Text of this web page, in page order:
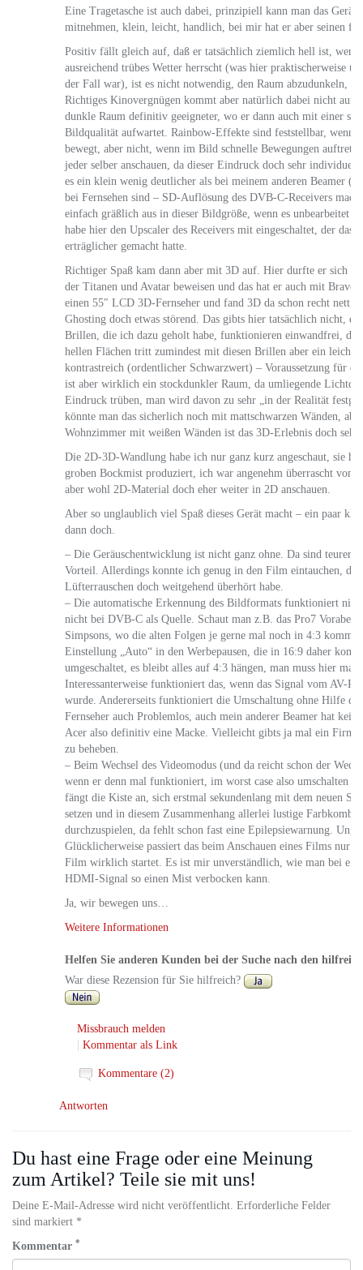
Eine Tragetasche ist auch dabei, prinzipiell kann man das Gerät
mitnehmen, klein, leicht, handlich, bei mir hat er aber seinen
Positiv fällt gleich auf, daß er tatsächlich ziemlich hell ist, wenn
ausreichend trübes Wetter herrscht (was hier praktischerweise
der Fall war), ist es nicht notwendig, den Raum abzudunkeln,
Richtiges Kinovergnügen kommt aber natürlich dabei nicht auf,
dunkle Raum definitiv geeigneter, wo er dann auch mit einer
Bildqualität aufwartet. Rainbow-Effekte sind feststellbar, wenn
bewegt, aber nicht, wenn im Bild schnelle Bewegungen
jeder selber anschauen, da dieser Eindruck doch sehr
es ein klein wenig deutlicher als bei meinem anderen Beamer
bei Fernsehen sind – SD-Auflösung des DVB-C-Receivers
einfach gräßlich aus in dieser Bildgröße, wenn es unbearbeitet
habe hier den Upscaler des Receivers mit eingeschaltet, der das
erträglicher gemacht hatte.
Richtiger Spaß kam dann aber mit 3D auf. Hier durfte er sich
der Titanen und Avatar beweisen und das hat er auch mit
einen 55″ LCD 3D-Fernseher und fand 3D da schon recht nett,
Ghosting doch etwas störend. Das gibts hier tatsächlich nicht,
Brillen, die ich dazu geholt habe, funktionieren einwandfrei,
hellen Flächen tritt zumindest mit diesen Brillen aber ein
kontrastreich (ordentlicher Schwarzwert) – Voraussetzung für
ist aber wirklich ein stockdunkler Raum, da umliegende
Eindruck trüben, man wird davon zu sehr „in der Realität
könnte man das sicherlich noch mit mattschwarzen Wänden,
Wohnzimmer mit weißen Wänden ist das 3D-Erlebnis doch sehr
Die 2D-3D-Wandlung habe ich nur ganz kurz angeschaut, sie
groben Bockmist produziert, ich war angenehm überrascht von
aber wohl 2D-Material doch eher weiter in 2D anschauen.
Aber so unglaublich viel Spaß dieses Gerät macht – ein paar
dann doch.
– Die Geräuschentwicklung ist nicht ganz ohne. Da sind teurere
Vorteil. Allerdings konnte ich genug in den Film eintauchen,
Lüfterrauschen doch weitgehend überhört habe.
– Die automatische Erkennung des Bildformats funktioniert
nicht bei DVB-C als Quelle. Schaut man z.B. das Pro7
Simpsons, wo die alten Folgen je gerne mal noch in 4:3
Einstellung „Auto“ in den Werbepausen, die in 16:9 daher
umgeschaltet, es bleibt alles auf 4:3 hängen, man muss hier
Interessanterweise funktioniert das, wenn das Signal vom AV-
wurde. Andererseits funktioniert die Umschaltung ohne Hilfe
Fernseher auch Problemlos, auch mein anderer Beamer hat
Acer also definitiv eine Macke. Vielleicht gibts ja mal ein
zu beheben.
– Beim Wechsel des Videomodus (und da reicht schon der
wenn er denn mal funktioniert, im worst case also umschalten
fängt die Kiste an, sich erstmal sekundenlang mit dem neuen
setzen und in diesem Zusammenhang allerlei lustige
durchzuspielen, da fehlt schon fast eine Epilepsiewarnung.
Glücklicherweise passiert das beim Anschauen eines Films nur
Film wirklich startet. Es ist mir unverständlich, wie man bei
HDMI-Signal so einen Mist verbocken kann.
Ja, wir bewegen uns…
Weitere Informationen
Helfen Sie anderen Kunden bei der Suche nach den
War diese Rezension für Sie hilfreich?
Missbrauch melden
Kommentar als Link
Kommentare (2)
Antworten
Du hast eine Frage oder eine Meinung
zum Artikel? Teile sie mit uns!
Deine E-Mail-Adresse wird nicht veröffentlicht. Erforderliche Felder
sind markiert *
Kommentar *